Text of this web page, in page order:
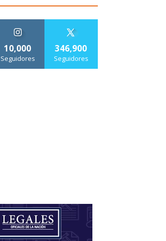
10,000
Seguidores
346,900
Seguidores